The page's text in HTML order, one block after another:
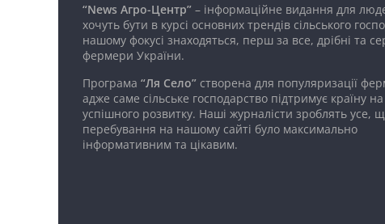
“News Агро-Центр” – інформаційне видання для
хочуть бути в курсі основних трендів сільського
нашому фокусі знаходяться, перш за все, дрібні та
фермери України.
Програма “Ля Село” створена для популяризації
адже саме сільське господарство підтримує країну
успішного розвитку. Наші журналісти зроблять усе,
перебування на нашому сайті було максимально
інформативним та цікавим.